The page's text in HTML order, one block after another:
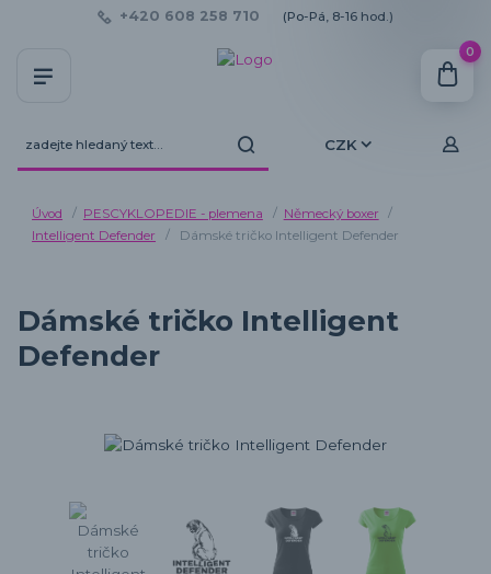
CZK
+420 608 258 710 (Po-Pá, 8-16 hod.)
0
Úvod PESCYKLOPEDIE - plemena
Německý boxer
Intelligent Defender
Dámské tričko Intelligent Defender
Dámské tričko Intelligent
Defender